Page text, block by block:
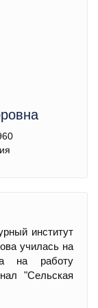
институт
училась на
на работу
"Сельская